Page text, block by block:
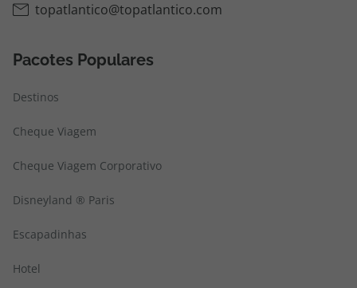
topatlantico@topatlantico.com
Pacotes Populares
Destinos
Cheque Viagem
Cheque Viagem Corporativo
Disneyland ® Paris
Escapadinhas
Hotel